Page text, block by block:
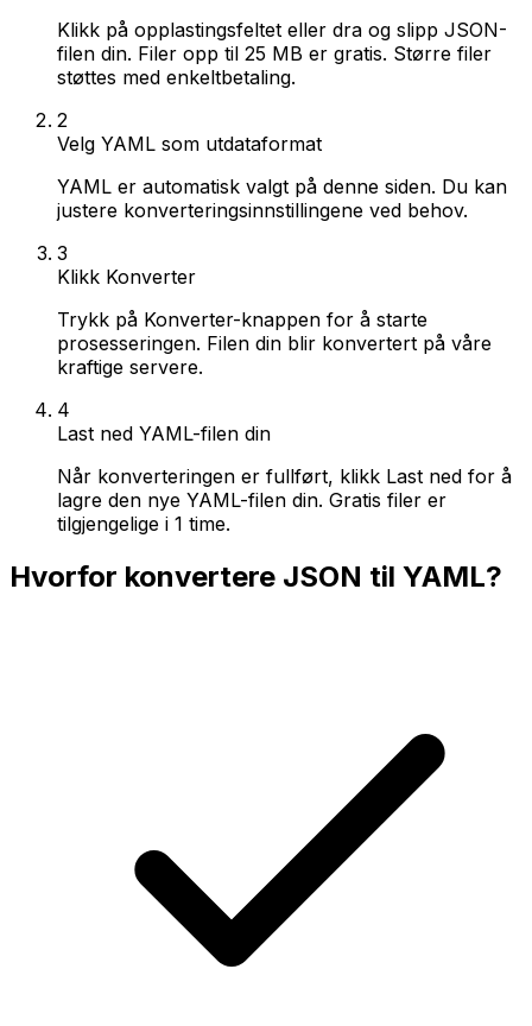
Klikk på opplastingsfeltet eller dra og slipp JSON-
filen din. Filer opp til 25 MB er gratis. Større filer
støttes med enkeltbetaling.
2
Velg YAML som utdataformat
YAML er automatisk valgt på denne siden. Du kan
justere konverteringsinnstillingene ved behov.
3
Klikk Konverter
Trykk på Konverter-knappen for å starte
prosesseringen. Filen din blir konvertert på våre
kraftige servere.
4
Last ned YAML-filen din
Når konverteringen er fullført, klikk Last ned for å
lagre den nye YAML-filen din. Gratis filer er
tilgjengelige i 1 time.
Hvorfor konvertere JSON til YAML?